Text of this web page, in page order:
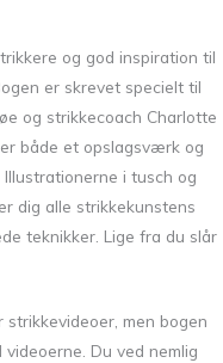
og god inspiration til
er skrevet specielt til
og strikkecoach Charlotte
både et opslagsværk og
i tusch og
dig alle strikkekunstens
teknikker. Lige fra du slår
men bogen
Du ved nemlig